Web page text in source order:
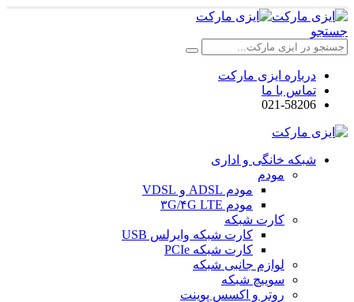
جستجو
درباره ایزی مارکت
تماس با ما
021-58206
شبکه خانگی و اداری
مودم
مودم ADSL و VDSL
مودم ۳G/۴G LTE
کارت شبکه
کارت شبکه وایرلس USB
کارت شبکه PCIe
لوازم جانبی شبکه
سوییچ شبکه
روتر و اکسس پوینت